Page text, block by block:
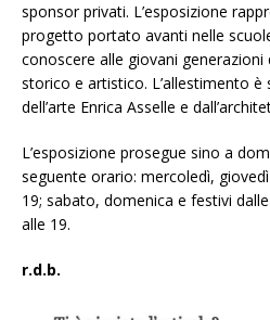
sponsor privati. L’esposizione
progetto portato avanti nelle
conoscere alle giovani
storico e artistico. L’allestimento
dell’arte Enrica Asselle e
L’esposizione prosegue sino a
seguente orario: mercoledì,
19; sabato, domenica e festivi
alle 19.
r.d.b.